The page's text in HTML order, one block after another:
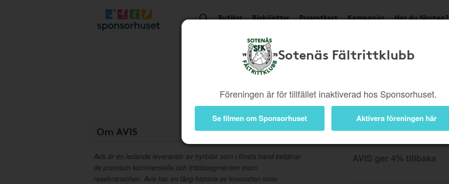
Butiker Biobiljetter Presentkort Kampanjer Har du företag?
Sotenäs Fältrittklubb
Föreningen är för tillfället inaktiverad hos Sponsorhuset.
Se filmen om Sponsorhuset Aktivera föreningen här
Om AVIS
Avis är en ledande leverantör av hyrbilar som i första hand betjänar
de premium kommersiella och fritidssegmenten inom
resebranschen. Avis har en lång historia av innovation inom
Information
AVIS ger 4% tillbaka